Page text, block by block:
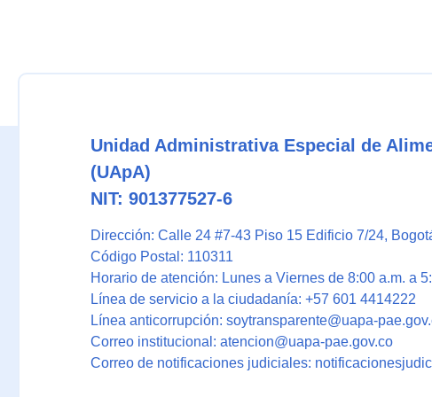
Unidad Administrativa Especial de
(UApA)
NIT: 901377527-6
Dirección: Calle 24 #7-43 Piso 15 Edificio 7/24,
Código Postal: 110311
Horario de atención: Lunes a Viernes de 8:00 a.m. a
Línea de servicio a la ciudadanía: +57 601 4414222
Línea anticorrupción: soytransparente@uapa-
Correo institucional: atencion@uapa-pae.gov.co
Correo de notificaciones judiciales: